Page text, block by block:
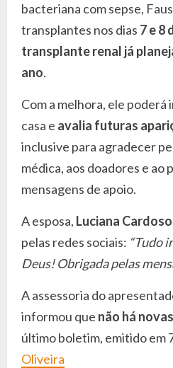
bacteriana com sepse,
transplantes nos dias 7 e 8
transplante renal já
ano.
Com a melhora, ele
casa e avalia futuras
inclusive para agradecer
médica, aos doadores e ao
mensagens de apoio.
A esposa, Luciana Cardoso
pelas redes sociais: “Tudo
Deus! Obrigada pelas
A assessoria do
informou que não há
último boletim, emitido em
Oliveira